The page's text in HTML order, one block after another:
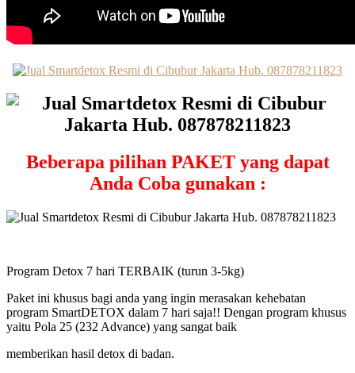
Beberapa pilihan PAKET yang dapat
Anda Coba gunakan :
Program Detox 7 hari TERBAIK (turun 3-5kg)
Paket ini khusus bagi anda yang ingin merasakan kehebatan
program SmartDETOX dalam 7 hari saja!! Dengan program khusus
yaitu Pola 25 (232 Advance) yang sangat baik
memberikan hasil detox di badan.